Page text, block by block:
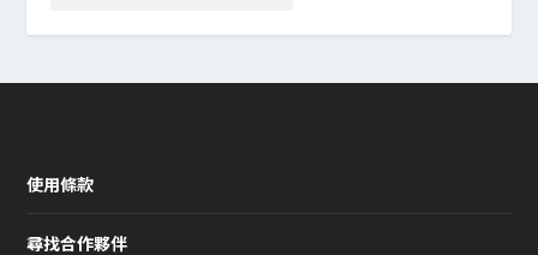
使用條款
尋找合作夥伴